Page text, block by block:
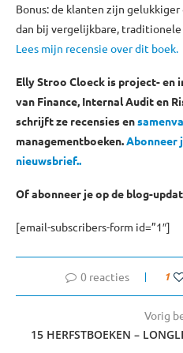
Bonus: de klanten zijn
dan bij vergelijkbare,
Lees mijn recensie over dit boek.
Elly Stroo Cloeck is project- en
van Finance, Internal Audit en
schrijft ze recensies en
managementboeken.Abonneer
nieuwsbrief..
Of abonneer je op de blog-
[email-subscribers-form id=”1″]
0 reacties 1
Vorig
15 HERFSTBOEKEN –